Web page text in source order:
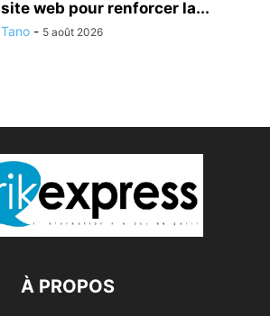
site web pour renforcer la...
Tano - 5 août 2026
À PROPOS